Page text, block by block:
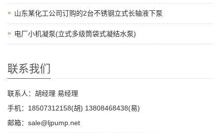
山东某化工公司订购的2台不锈钢立式长轴液下泵
电厂小机凝泵(立式多级筒袋式凝结水泵)
联系我们
联系人：胡经理 易经理
手机：18507312158(胡) 13808468438(易)
邮箱：sale@ljpump.net